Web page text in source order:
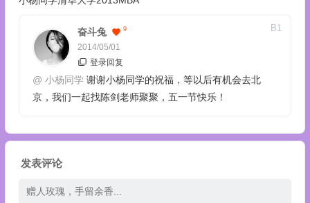
奋斗兔 9
2014/05/01
B1
登录回复
@ 小杨同学 谢谢小杨同学的祝福，等以后有机会去北
京，我们一起找陈剑老师聚聚，五一节快乐！
发表评论